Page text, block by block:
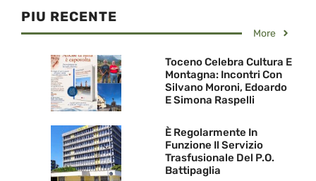
PIU RECENTE
More
Toceno Celebra Cultura E
Montagna: Incontri Con
Silvano Moroni, Edoardo
E Simona Raspelli
È Regolarmente In
Funzione Il Servizio
Trasfusionale Del P.O.
Battipaglia